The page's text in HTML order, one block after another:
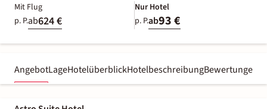
Mit Flug
p. P.ab624 €
Nur Hotel
p. P.ab93 €
AngebotLageHotelüberblickHotelbeschreibungBewertungen